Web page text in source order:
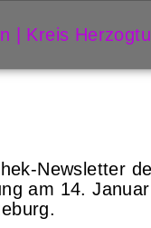
Newsletter
am 14.